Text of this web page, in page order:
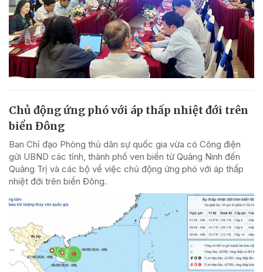
Chủ động ứng phó với áp thấp nhiệt đới trên
biển Đông
Ban Chỉ đạo Phòng thủ dân sự quốc gia vừa có Công điện
gửi UBND các tỉnh, thành phố ven biển từ Quảng Ninh đến
Quảng Trị và các bộ về việc chủ động ứng phó với áp thấp
nhiệt đới trên biển Đông.